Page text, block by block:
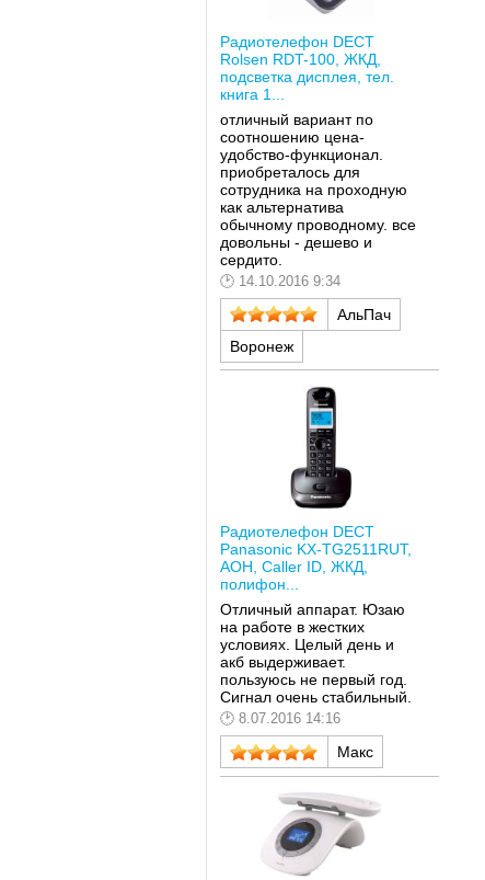
Радиотелефон DECT
Rolsen RDT-100, ЖКД,
подсветка дисплея, тел.
книга 1...
отличный вариант по
соотношению цена-
удобство-функционал.
приобреталось для
сотрудника на проходную
как альтернатива
обычному проводному. все
довольны - дешево и
сердито.
14.10.2016 9:34
АльПач
Воронеж
Радиотелефон DECT
Panasonic KX-TG2511RUT,
АОН, Caller ID, ЖКД,
полифон...
Отличный аппарат. Юзаю
на работе в жестких
условиях. Целый день и
акб выдерживает.
пользуюсь не первый год.
Сигнал очень стабильный.
8.07.2016 14:16
Макс